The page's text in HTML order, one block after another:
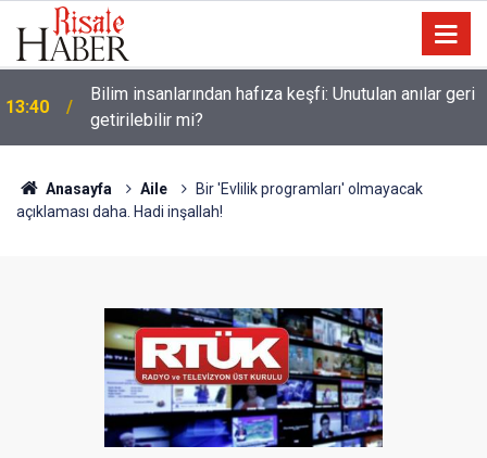
13:40
Bilim insanlarından hafıza keşfi: Unutulan anılar geri
getirilebilir mi?
Anasayfa Aile
Bir 'Evlilik programları' olmayacak
açıklaması daha. Hadi inşallah!